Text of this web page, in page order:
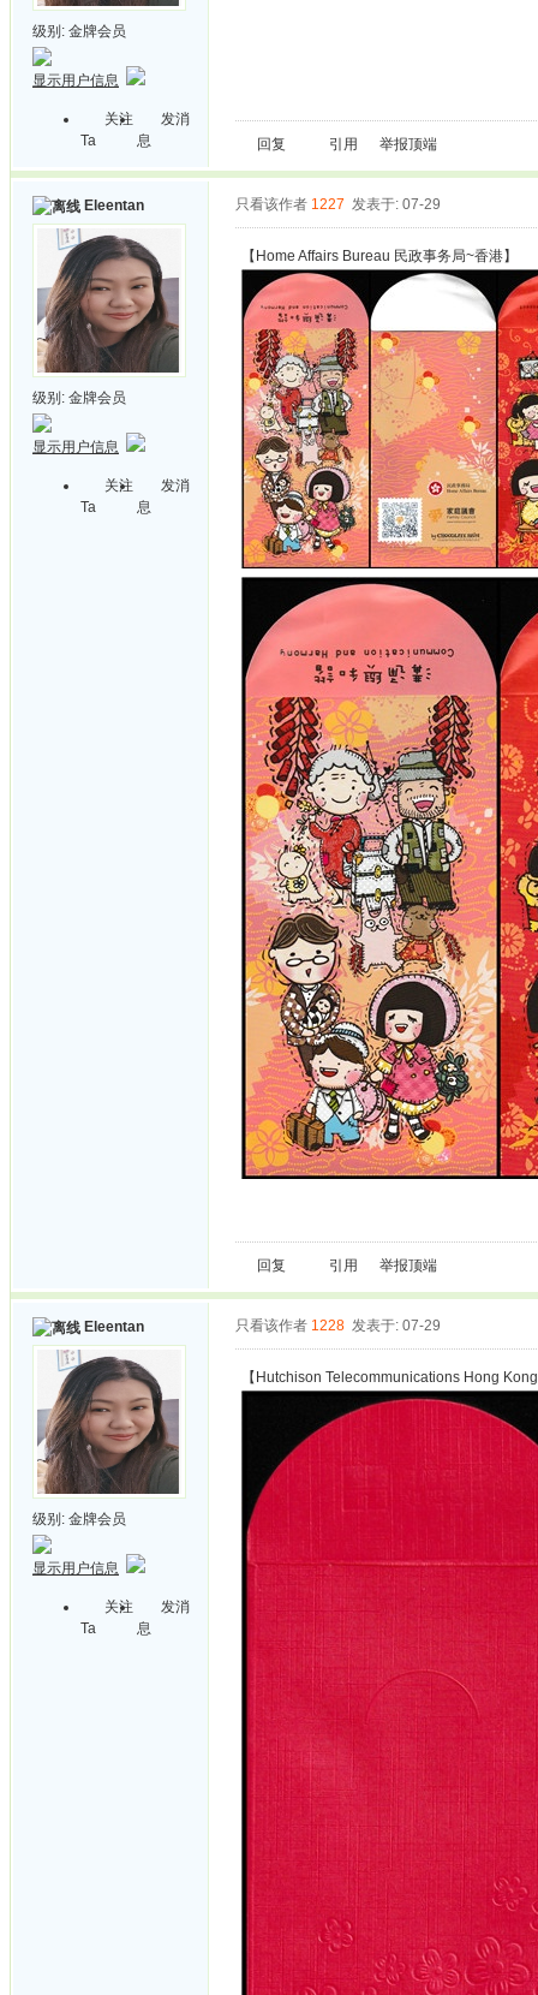
级别: 金牌会员
显示用户信息
关注
Ta
发消
息
回复 引用 举报顶端
Eleentan
级别: 金牌会员
显示用户信息
关注
Ta
发消
息
只看该作者 1227 发表于: 07-29
【Home Affairs Bureau 民政事务局~香港】
回复 引用 举报顶端
Eleentan
级别: 金牌会员
显示用户信息
关注
Ta
发消
息
只看该作者 1228 发表于: 07-29
【Hutchison Telecommunications Hong